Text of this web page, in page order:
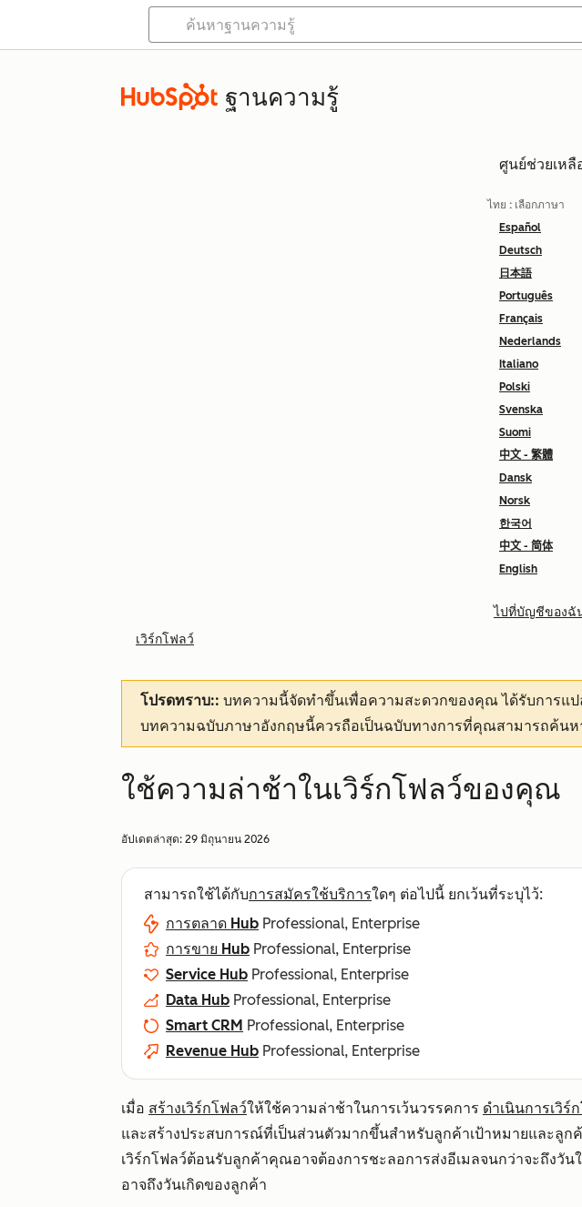
ฐานความรู้
ศูนย์ช่วยเหลื
ไทย : เลือกภาษา
Español
Deutsch
日本語
Português
Français
Nederlands
Italiano
Polski
Svenska
Suomi
中文 - 繁體
Dansk
Norsk
한국어
中文 - 简体
English
ไปที่บัญชีของฉั
เวิร์กโฟลว์
โปรดทราบ:: บทความนี้จัดทำขึ้นเพื่อความสะดวกของคุณได้รับการแ
บทความฉบับภาษาอังกฤษนี้ควรถือเป็นฉบับทางการที่คุณสามารถค้น
ใช้ความล่าช้าในเวิร์กโฟลว์ของคุณ
อัปเดตล่าสุด: 29 มิถุนายน 2026
สามารถใช้ได้กับการสมัครใช้บริการใดๆ ต่อไปนี้ ยกเว้นที่ระบุไว้:
การตลาด Hub Professional, Enterprise
การขาย Hub Professional, Enterprise
Service Hub Professional, Enterprise
Data Hub Professional, Enterprise
Smart CRM Professional, Enterprise
Revenue Hub Professional, Enterprise
เมื่อ สร้างเวิร์กโฟลว์ให้ใช้ความล่าช้าในการเว้นวรรคการ ดำเนินการเวิร์
และสร้างประสบการณ์ที่เป็นส่วนตัวมากขึ้นสำหรับลูกค้าเป้าหมายและลูก
เวิร์กโฟลว์ต้อนรับลูกค้าคุณอาจต้องการชะลอการส่งอีเมลจนกว่าจะถึงวั
อาจถึงวันเกิดของลูกค้า